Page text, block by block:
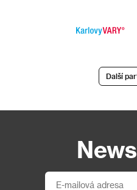
Další